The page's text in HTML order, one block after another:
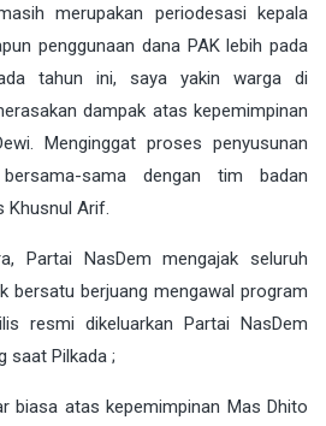
merupakan periodesasi kepala
penggunaan dana PAK lebih pada
tahun ini, saya yakin warga di
dampak atas kepemimpinan
Menginggat proses penyusunan
sama dengan tim badan
Khusnul Arif.
Partai NasDem mengajak seluruh
bersatu berjuang mengawal program
resmi dikeluarkan Partai NasDem
saat Pilkada ;
biasa atas kepemimpinan Mas Dhito